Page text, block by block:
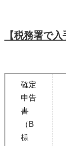
【税務署で入
確定
申告
書
（B
様